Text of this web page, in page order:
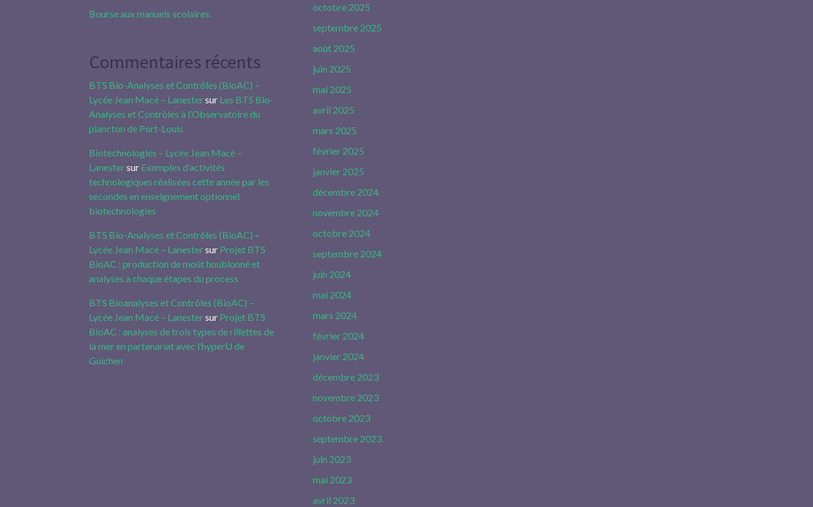
Bourse aux manuels scolaires.
Commentaires récents
BTS Bio-Analyses et Contrôles (BioAC) –
Lycée Jean Macé – Lanestersur Les BTS Bio-
Analyses et Contrôles à l’Observatoire du
plancton de Port-Louis
Biotechnologies – Lycée Jean Macé –
Lanestersur Exemples d’activités
technologiques réalisées cette année par les
secondes en enseignement optionnel
biotechnologies
BTS Bio-Analyses et Contrôles (BioAC) –
Lycée Jean Macé – Lanestersur Projet BTS
BioAC : production de moût houblonné et
analyses à chaque étapes du process
BTS Bioanalyses et Contrôles (BioAC) –
Lycée Jean Macé – Lanestersur Projet BTS
BioAC : analyses de trois types de rillettes de
la mer en partenariat avec l’hyperU de
Guichen
octobre 2025
septembre 2025
août 2025
juin 2025
mai 2025
avril 2025
mars 2025
février 2025
janvier 2025
décembre 2024
novembre 2024
octobre 2024
septembre 2024
juin 2024
mai 2024
mars 2024
février 2024
janvier 2024
décembre 2023
novembre 2023
octobre 2023
septembre 2023
juin 2023
mai 2023
avril 2023